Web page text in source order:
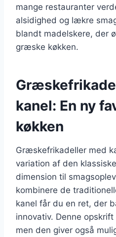
mange restauranter
alsidighed og lækre
blandt madelskere, der
græske køkken.
kanel: En ny
køkken
Græskefrikadeller med
variation af den
dimension til
kombinere de
kanel får du en ret, der
innovativ. Denne
men den giver også